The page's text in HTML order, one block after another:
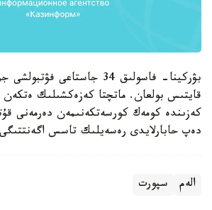
بۋركينا- فاسولىق 34 جاستاعى
قايتىس بولعان. ماتچتا كەزەكشىلىك ەتكەن
كەزىندە كومەك كورسەتكەنىمەن دەرمەنى
دەپ حابارلايدى رەسەيلىك تاسس
الەم سپورت